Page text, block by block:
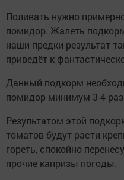
Поливать нужно
помидор. Жалеть
наши предки результат
приведёт к
Данный подкорм
помидор минимум 3-4
Результатом этой
томатов будут расти
гореть, спокойно
прочие капризы погоды.